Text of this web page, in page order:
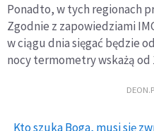
Ponadto, w tych regionach
Zgodnie z zapowiedziami
w ciągu dnia sięgać będzie
nocy termometry wskażą od
Kto szuka Boga, musi się